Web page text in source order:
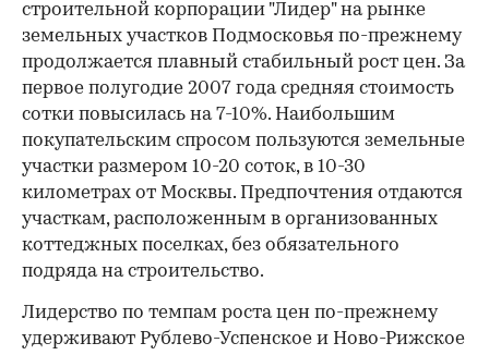
строительной корпорации "Лидер" на рынке
земельных участков Подмосковья по-прежнему
продолжается плавный стабильный рост цен. За
первое полугодие 2007 года средняя стоимость
сотки повысилась на 7-10%. Наибольшим
покупательским спросом пользуются земельные
участки размером 10-20 соток, в 10-30
километрах от Москвы. Предпочтения отдаются
участкам, расположенным в организованных
коттеджных поселках, без обязательного
подряда на строительство.
Лидерство по темпам роста цен по-прежнему
удерживают Рублево-Успенское и Ново-Рижское